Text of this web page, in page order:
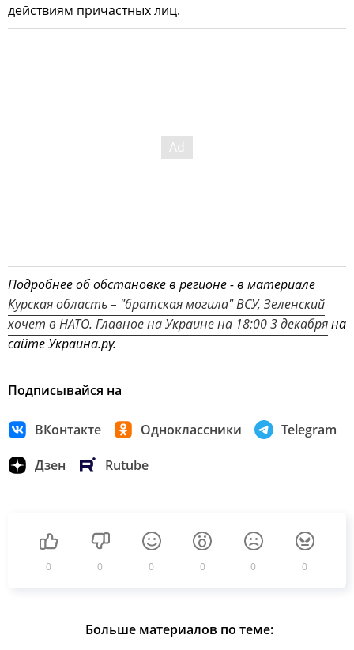
действиям причастных лиц.
Подробнее об обстановке в регионе - в материале
Курская область – "братская могила" ВСУ, Зеленский
хочет в НАТО. Главное на Украине на 18:00 3 декабряна
сайте Украина.ру.
Подписывайся на
ВКонтакте Одноклассники Telegram
Дзен Rutube
0 0 0 0 0 0
Больше материалов по теме: